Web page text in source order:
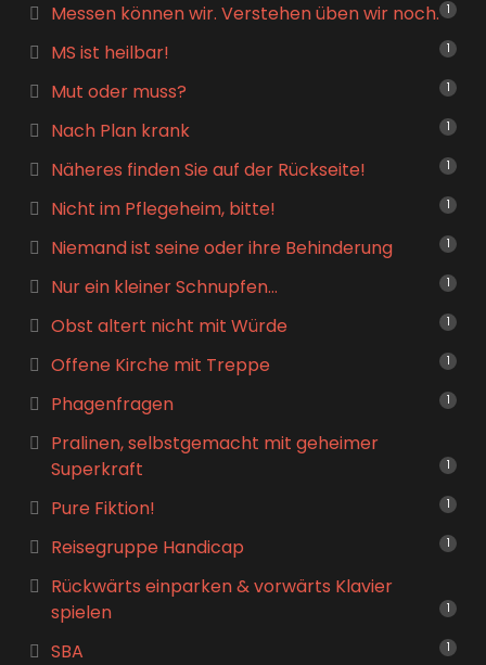
Messen können wir. Verstehen üben wir noch. 1
MS ist heilbar! 1
Mut oder muss? 1
Nach Plan krank 1
Näheres finden Sie auf der Rückseite! 1
Nicht im Pflegeheim, bitte! 1
Niemand ist seine oder ihre Behinderung 1
Nur ein kleiner Schnupfen… 1
Obst altert nicht mit Würde 1
Offene Kirche mit Treppe 1
Phagenfragen 1
Pralinen, selbstgemacht mit geheimer
Superkraft
1
Pure Fiktion! 1
Reisegruppe Handicap 1
Rückwärts einparken & vorwärts Klavier
spielen
1
SBA 1